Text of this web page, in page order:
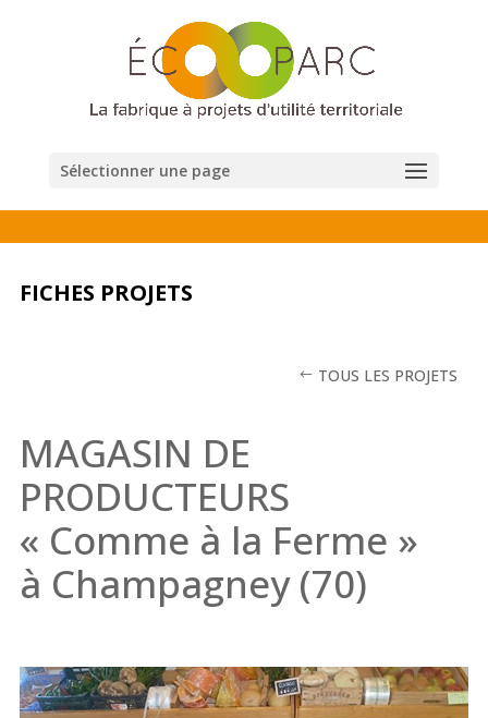
Sélectionner une page
FICHES PROJETS
TOUS LES PROJETS
MAGASIN DE
PRODUCTEURS
« Comme à la Ferme »
à Champagney (70)